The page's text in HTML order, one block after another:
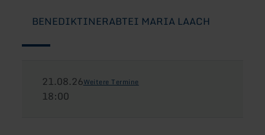
BENEDIKTINERABTEI MARIA LAACH
21.08.26Weitere Termine
18:00